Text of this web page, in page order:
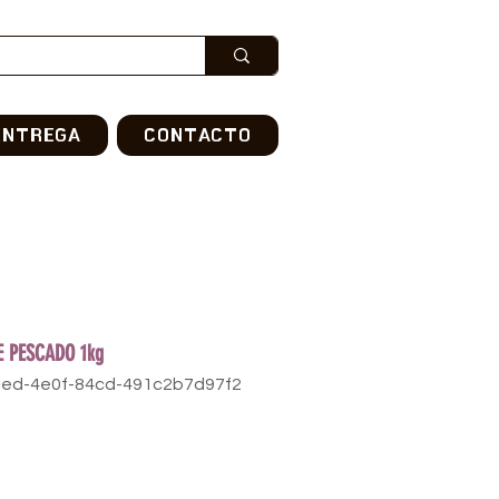
CONTACTO
PESCADO 1kg
4e0f-84cd-491c2b7d97f2